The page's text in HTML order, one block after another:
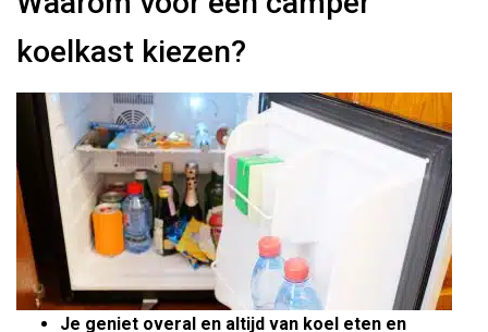
koelkast kiezen?
Je geniet overal en altijd van koel eten en